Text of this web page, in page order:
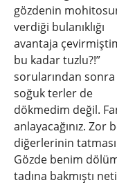
gözdenin
verdiği bulanıklığı
avantaja
bu kadar tuzlu?!”
sorularından
soğuk terler de
dökmedim değil.
anlayacağınız. Zor
diğerlerinin
Gözde benim
tadına bakmıştı